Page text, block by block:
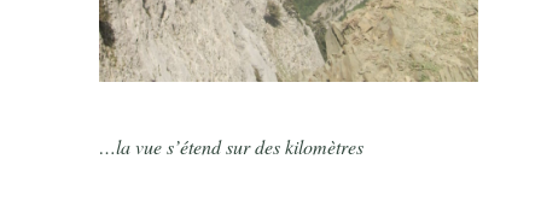
…la vue s’étend sur des kilomètres